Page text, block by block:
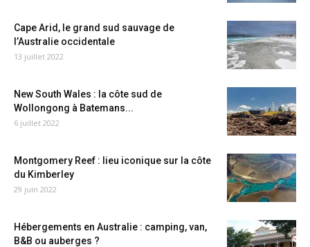
Cape Arid, le grand sud sauvage de
l’Australie occidentale
13 juillet 2022
New South Wales : la côte sud de
Wollongong à Batemans...
6 juillet 2022
Montgomery Reef : lieu iconique sur la côte
du Kimberley
29 juin 2022
Hébergements en Australie : camping, van,
B&B ou auberges ?